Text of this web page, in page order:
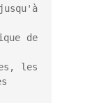
de
les